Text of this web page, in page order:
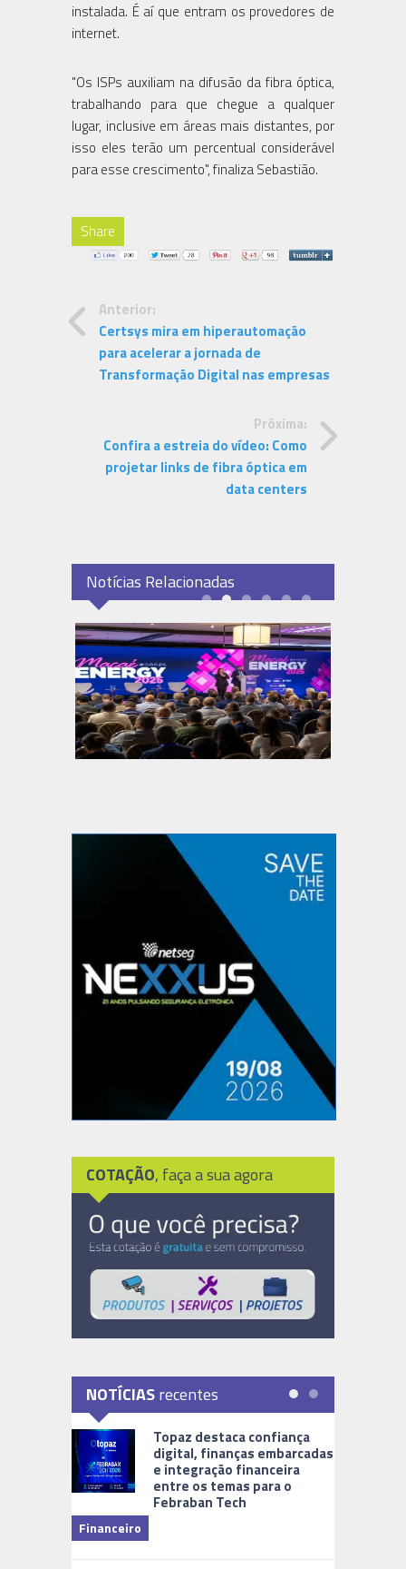
instalada. É aí que entram os provedores de
internet.
"Os ISPs auxiliam na difusão da fibra óptica,
trabalhando para que chegue a qualquer
lugar, inclusive em áreas mais distantes, por
isso eles terão um percentual considerável
para esse crescimento", finaliza Sebastião.
Share
Anterior:
Certsys mira em hiperautomação
para acelerar a jornada de
Transformação Digital nas empresas
Próxima:
Confira a estreia do vídeo: Como
projetar links de fibra óptica em
data centers
Notícias Relacionadas
COTAÇÃO, faça a sua agora
NOTÍCIASrecentes
Topaz destaca confiança
digital, finanças embarcadas
e integração financeira
entre os temas para o
Febraban Tech
Financeiro